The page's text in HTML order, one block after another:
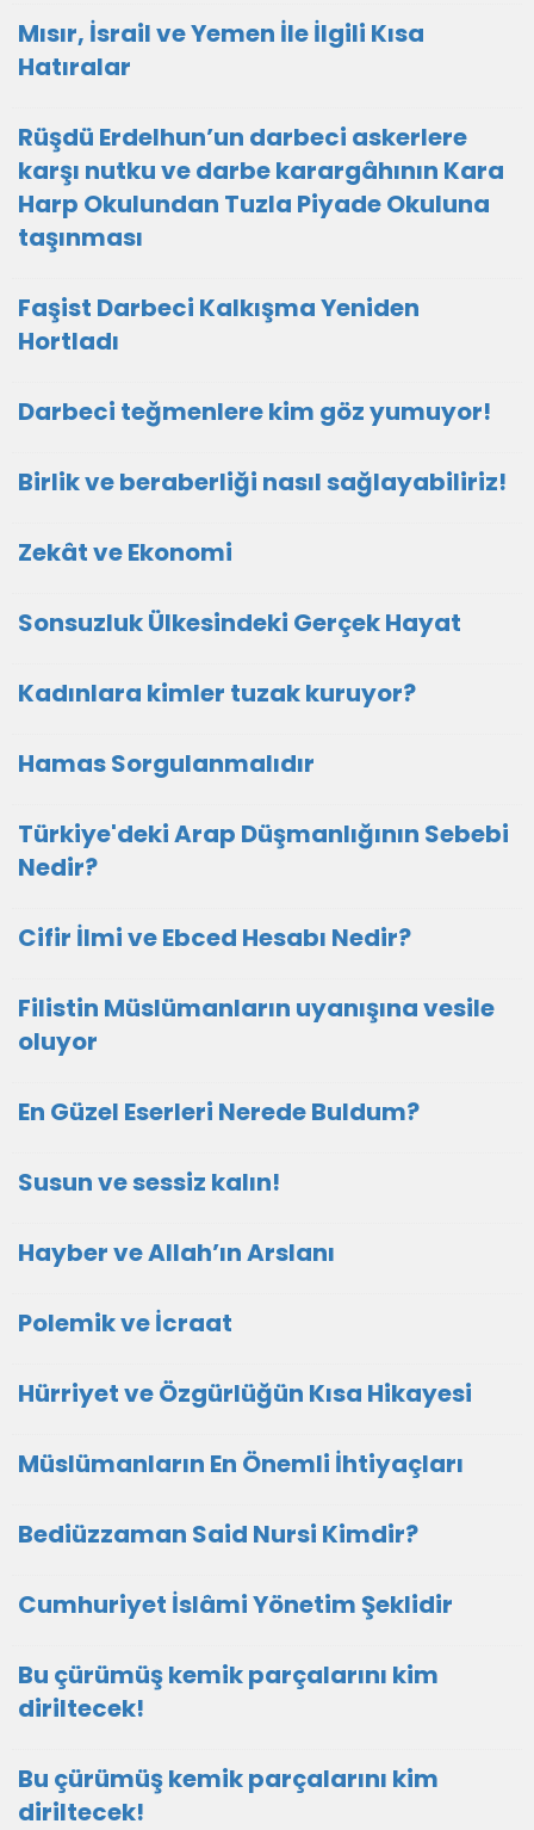
Mısır, İsrail ve Yemen İle İlgili Kısa
Hatıralar
Rüşdü Erdelhun’un darbeci askerlere
karşı nutku ve darbe karargâhının Kara
Harp Okulundan Tuzla Piyade Okuluna
taşınması
Faşist Darbeci Kalkışma Yeniden
Hortladı
Darbeci teğmenlere kim göz yumuyor!
Birlik ve beraberliği nasıl sağlayabiliriz!
Zekât ve Ekonomi
Sonsuzluk Ülkesindeki Gerçek Hayat
Kadınlara kimler tuzak kuruyor?
Hamas Sorgulanmalıdır
Türkiye'deki Arap Düşmanlığının Sebebi
Nedir?
Cifir İlmi ve Ebced Hesabı Nedir?
Filistin Müslümanların uyanışına vesile
oluyor
En Güzel Eserleri Nerede Buldum?
Susun ve sessiz kalın!
Hayber ve Allah’ın Arslanı
Polemik ve İcraat
Hürriyet ve Özgürlüğün Kısa Hikayesi
Müslümanların En Önemli İhtiyaçları
Bediüzzaman Said Nursi Kimdir?
Cumhuriyet İslâmi Yönetim Şeklidir
Bu çürümüş kemik parçalarını kim
diriltecek!
Bu çürümüş kemik parçalarını kim
diriltecek!